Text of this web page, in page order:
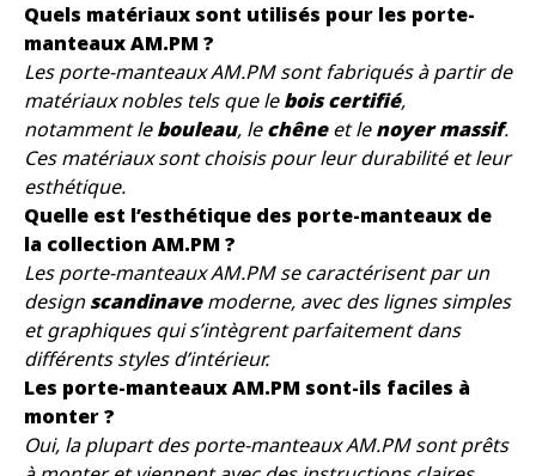
Quels matériaux sont utilisés pour les porte-
manteaux AM.PM ?
Les porte-manteaux AM.PM sont fabriqués à partir de
matériaux nobles tels que lebois certifié,
notamment lebouleau, lechêneet lenoyer massif.
Ces matériaux sont choisis pour leur durabilité et leur
esthétique.
Quelle est l’esthétique des porte-manteaux de
la collection AM.PM ?
Les porte-manteaux AM.PM se caractérisent par un
designscandinavemoderne, avec des lignes simples
et graphiques qui s’intègrent parfaitement dans
différents styles d’intérieur.
Les porte-manteaux AM.PM sont-ils faciles à
monter ?
Oui, la plupart des porte-manteaux AM.PM sont prêts